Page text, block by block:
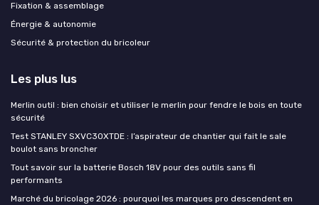
Fixation & assemblage
Énergie & autonomie
Sécurité & protection du bricoleur
Les plus lus
Merlin outil : bien choisir et utiliser le merlin pour fendre le bois en toute
sécurité
Test STANLEY SXVC30XTDE : l’aspirateur de chantier qui fait le sale
boulot sans broncher
Tout savoir sur la batterie Bosch 18V pour des outils sans fil
performants
Marché du bricolage 2026 : pourquoi les marques pro descendent en